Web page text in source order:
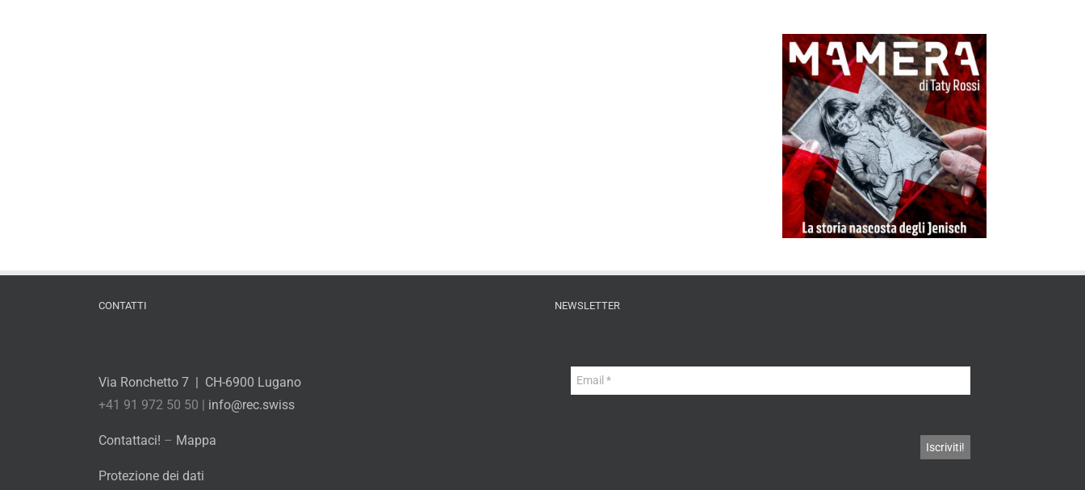
CONTATTI
Via Ronchetto 7 | CH-6900 Lugano
+41 91 972 50 50 | info@rec.swiss
Contattaci! – Mappa
Protezione dei dati
NEWSLETTER